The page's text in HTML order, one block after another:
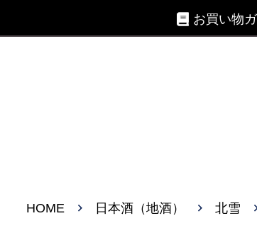
お買い物
HOME 日本酒（地酒） 北雪